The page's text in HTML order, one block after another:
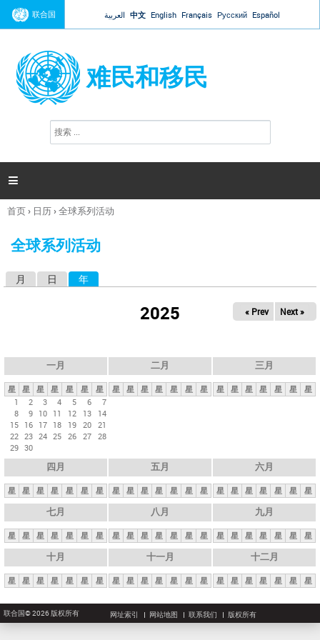
Jump to navigation
联合国 العربية 中文 English Français Русский Español
难民和移民
搜
索

你
这
首页› 日历›全球系列活动
全球系列活动
月 日 年
2025 « Prev Next »
一月
星 星 星 星 星 星
星
1
2 3 4 5 6
7
8
9 10 11 12 13
14
15 16 17 18 19 20 21
22 23 24 25 26 27 28
29 30
二月
星 星 星 星 星 星 星
三月
星 星 星 星 星 星 星
四月
星 星 星 星 星 星 星
五月
星 星 星 星 星 星 星
六月
星 星 星 星 星 星 星
七月
星 星 星 星 星 星 星
八月
星 星 星 星 星 星 星
九月
星 星 星 星 星 星 星
十月
星 星 星 星 星 星 星
十一月
星 星 星 星 星 星 星
十二月
星 星 星 星 星 星 星
联合国© 2026 版权所有 网址索引 网站地图 联系我们 版权所有